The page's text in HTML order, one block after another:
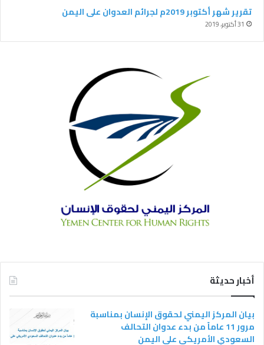
تقرير شهر أكتوبر 2019م لجرائم العدوان على اليمن
31 أكتوبر، 2019
أخبار حديثة
بيان المركز اليمني لحقوق الإنسان بمناسبة
مرور 11 عاماً من بدء عدوان التحالف
السعودي الأمريكي على اليمن